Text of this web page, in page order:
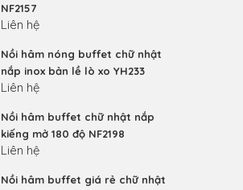
NF2157
Liên hệ
Nồi hâm nóng buffet chữ nhật
nắp inox bản lề lò xo YH233
Liên hệ
Nồi hâm buffet chữ nhật nắp
kiếng mở 180 độ NF2198
Liên hệ
Nồi hâm buffet giá rẻ chữ nhật